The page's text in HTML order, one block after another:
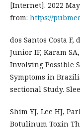
[Internet]. 2022
from: https://
dos Santos Costa F,
Junior IF, Karam
Involving Possible
Symptoms in
sectional Study.
Shim YJ, Lee HJ,
Botulinum Toxin